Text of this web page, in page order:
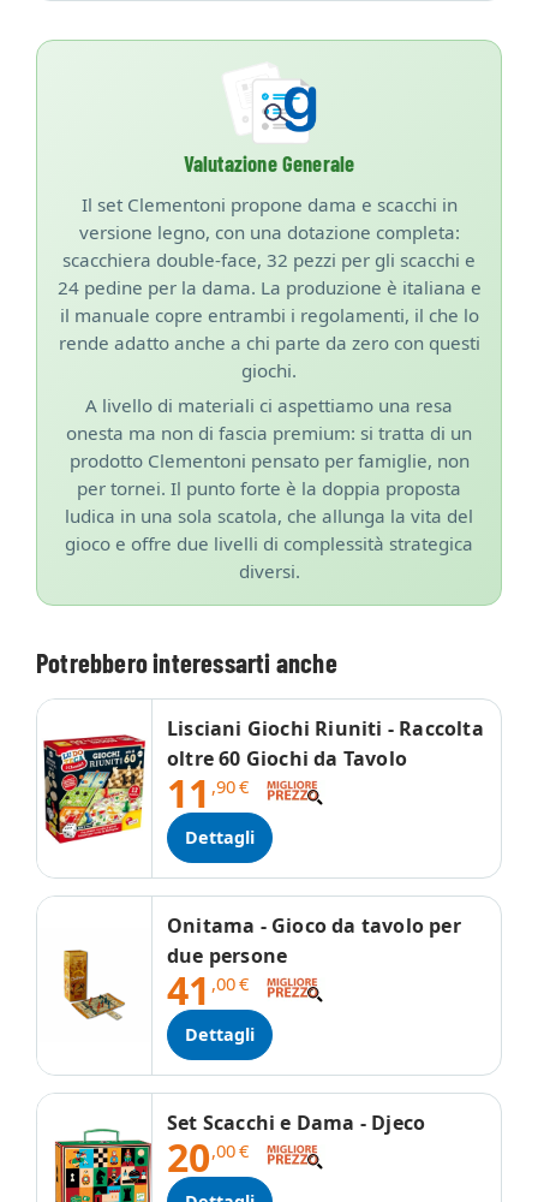
Valutazione Generale
Il set Clementoni propone dama e scacchi in
versione legno, con una dotazione completa:
scacchiera double-face, 32 pezzi per gli scacchi e
24 pedine per la dama. La produzione è italiana e
il manuale copre entrambi i regolamenti, il che lo
rende adatto anche a chi parte da zero con questi
giochi.
A livello di materiali ci aspettiamo una resa
onesta ma non di fascia premium: si tratta di un
prodotto Clementoni pensato per famiglie, non
per tornei. Il punto forte è la doppia proposta
ludica in una sola scatola, che allunga la vita del
gioco e offre due livelli di complessità strategica
diversi.
Potrebbero interessarti anche
Lisciani Giochi Riuniti - Raccolta
oltre 60 Giochi da Tavolo
11 ,90€
Dettagli
Onitama - Gioco da tavolo per
due persone
41 ,00€
Dettagli
Set Scacchi e Dama - Djeco
20,00€